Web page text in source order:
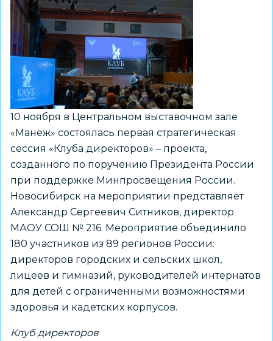
10 ноября в Центральном выставочном зале
«Манеж» состоялась первая стратегическая
сессия «Клуба директоров» – проекта,
созданного по поручению Президента России
при поддержке Минпросвещения России.
Новосибирск на мероприятии представляет
Александр Сергеевич Ситников, директор
МАОУ СОШ № 216. Мероприятие объединило
180 участников из 89 регионов России:
директоров городских и сельских школ,
лицеев и гимназий, руководителей интернатов
для детей с ограниченными возможностями
здоровья и кадетских корпусов.
Клуб директоров